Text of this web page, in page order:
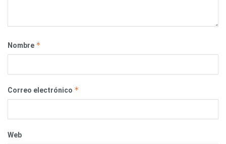
Nombre *
Correo electrónico *
Web